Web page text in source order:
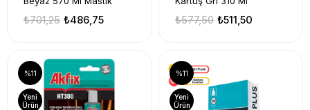
₺486,75
₺701,25 ₺511,50
₺577,50
%11
Yeni
Ürün
%11
Yeni
Ürün